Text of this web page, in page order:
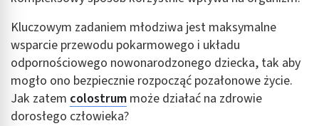
Kluczowym zadaniem młodziwa jest maksymalne
wsparcie przewodu pokarmowego i układu
odpornościowego nowonarodzonego dziecka, tak aby
mogło ono bezpiecznie rozpocząć pozałonowe życie.
Jak zatem colostrum może działać na zdrowie
dorosłego człowieka?